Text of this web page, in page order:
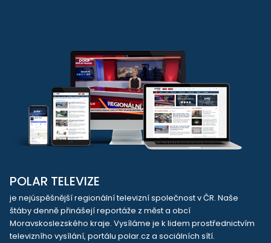
POLAR TELEVIZE
je nejúspěšnější regionální televizní společnost v ČR. Naše
štáby denně přinášejí reportáže z měst a obcí
Moravskoslezského kraje. Vysíláme je k lidem prostřednictvím
televizního vysílání, portálu polar.cz a sociálních sítí.